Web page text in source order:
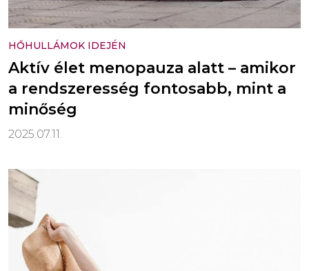
HŐHULLÁMOK IDEJÉN
Aktív élet menopauza alatt – amikor
a rendszeresség fontosabb, mint a
minőség
2025.07.11.